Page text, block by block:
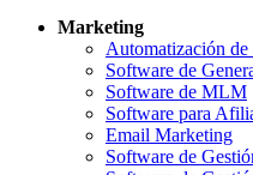
Marketing
Automatización
Software de
Software de MLM
Software para
Email Marketing
Software de